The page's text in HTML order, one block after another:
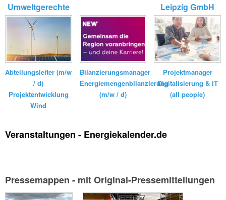
Umweltgerechte
Kraftanlagen
GmbH ...
Abteilungsleiter (m/w
/ d)
Projektentwicklung
Wind
Bilanzierungsmanager
Energiemengenbilanzierung
(m/w / d)
Leipzig GmbH
Projektmanager
Digitalisierung & IT
(all people)
Veranstaltungen - Energiekalender.de
Pressemappen - mit Original-Pressemitteilungen